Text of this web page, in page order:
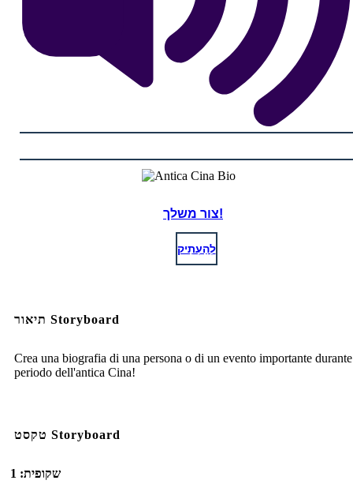
צור משלך!
לְהַעְתִיק
תיאור Storyboard
Crea una biografia di una persona o di un evento importante
periodo dell'antica Cina!
טקסט Storyboard
שקופית: 1